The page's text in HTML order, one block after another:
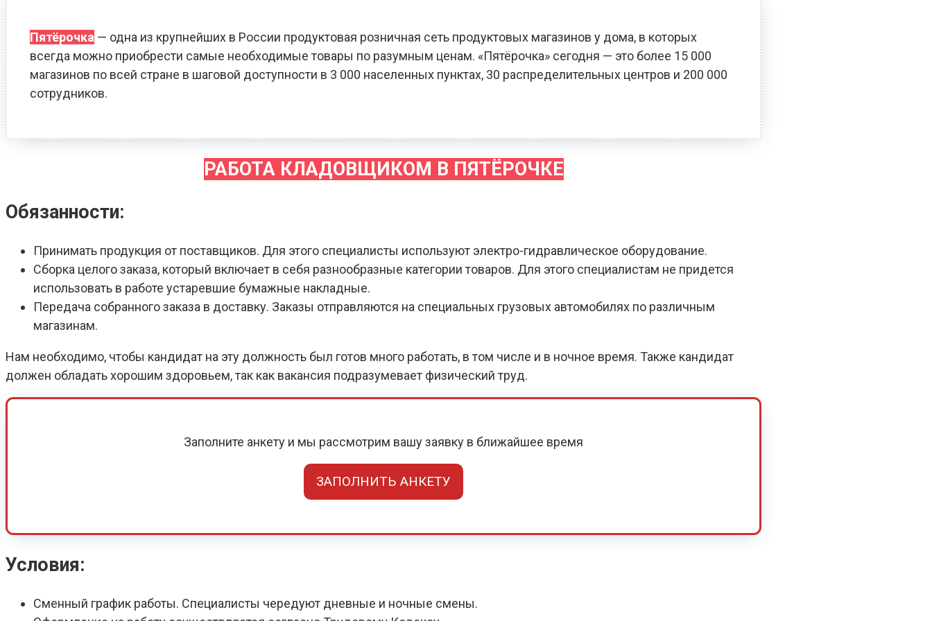
Пятёрочка — одна из крупнейших в России продуктовая розничная сеть продуктовых магазинов у дома, в которых
всегда можно приобрести самые необходимые товары по разумным ценам. «Пятёрочка» сегодня — это более 15 000
магазинов по всей стране в шаговой доступности в 3 000 населенных пунктах, 30 распределительных центров и 200 000
сотрудников.
РАБОТА КЛАДОВЩИКОМ В ПЯТЁРОЧКЕ
Обязанности:
Принимать продукция от поставщиков. Для этого специалисты используют электро-гидравлическое оборудование.
Сборка целого заказа, который включает в себя разнообразные категории товаров. Для этого специалистам не придется
использовать в работе устаревшие бумажные накладные.
Передача собранного заказа в доставку. Заказы отправляются на специальных грузовых автомобилях по различным
магазинам.
Нам необходимо, чтобы кандидат на эту должность был готов много работать, в том числе и в ночное время. Также кандидат
должен обладать хорошим здоровьем, так как вакансия подразумевает физический труд.
Заполните анкету и мы рассмотрим вашу заявку в ближайшее время
ЗАПОЛНИТЬ АНКЕТУ
Условия:
Сменный график работы. Специалисты чередуют дневные и ночные смены.